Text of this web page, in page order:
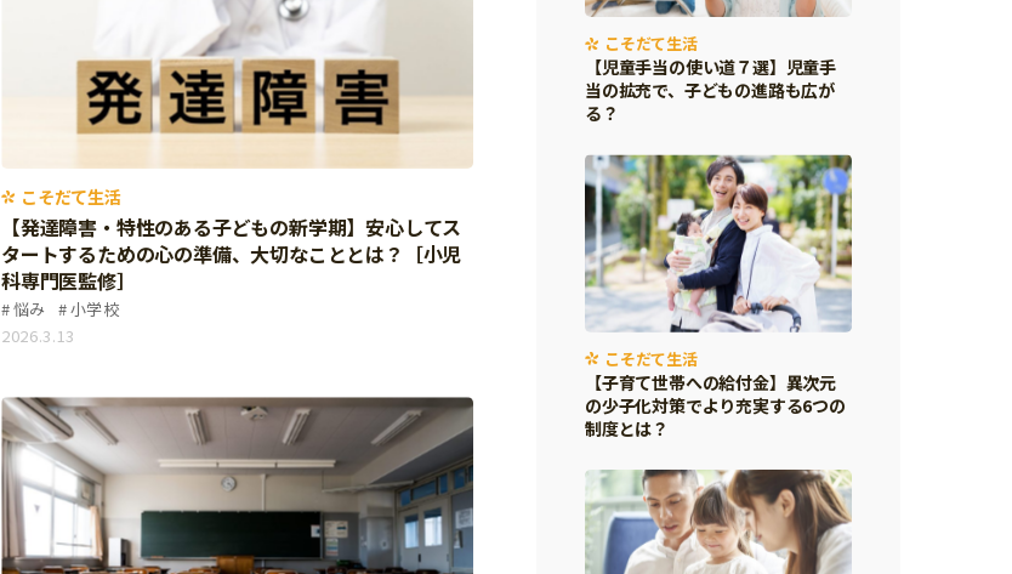
こそだて生活
【発達障害・特性のある子どもの新学期】安心してス
タートするための心の準備、大切なこととは？［小児
科専門医監修］
悩み
小学校
2026.3.13
こそだて生活
【児童手当の使い道７選】児童手
当の拡充で、子どもの進路も広が
る？
こそだて生活
【子育て世帯への給付金】異次元
の少子化対策でより充実する6つの
制度とは？